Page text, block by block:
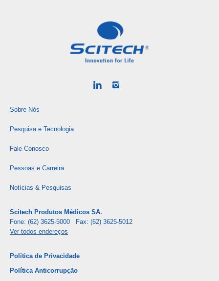
Sobre Nós
Pesquisa e Tecnologia
Fale Conosco
Pessoas e Carreira
Notícias & Pesquisas
Scitech Produtos Médicos SA.
Fone: (62) 3625-5000 Fax: (62) 3625-5012
Ver todos endereços
Política de Privacidade
Política Anticorrupção